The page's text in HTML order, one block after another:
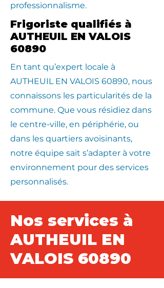
professionnalisme.
Frigoriste qualifiés à
AUTHEUIL EN VALOIS
60890
En tant qu’expert locale à
AUTHEUIL EN VALOIS 60890, nous
connaissons les particularités de la
commune. Que vous résidiez dans
le centre-ville, en périphérie, ou
dans les quartiers avoisinants,
notre équipe sait s’adapter à votre
environnement pour des services
personnalisés.
Nos services à
AUTHEUIL EN
VALOIS 60890